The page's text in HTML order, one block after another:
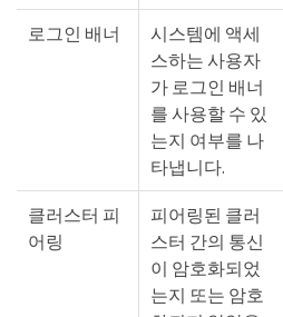
로그인 배너
시스템에 액세
스하는 사용자
가 로그인 배너
를 사용할 수 있
는지 여부를 나
타냅니다.
클러스터 피
어링
피어링된 클러
스터 간의 통신
이 암호화되었
는지 또는 암호